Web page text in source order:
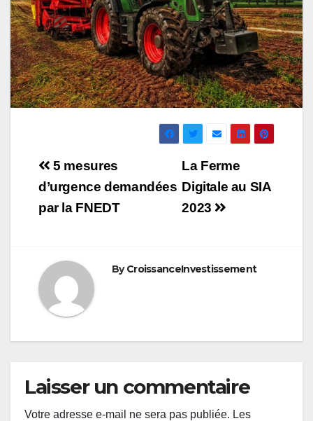
Navigation
de
l’article
La Ferme
Digitale au SIA
2023
5 mesures
d’urgence demandées
par la FNEDT
ByCroissanceInvestissement
Laisser un commentaire
Votre adresse e-mail ne sera pas publiée. Les